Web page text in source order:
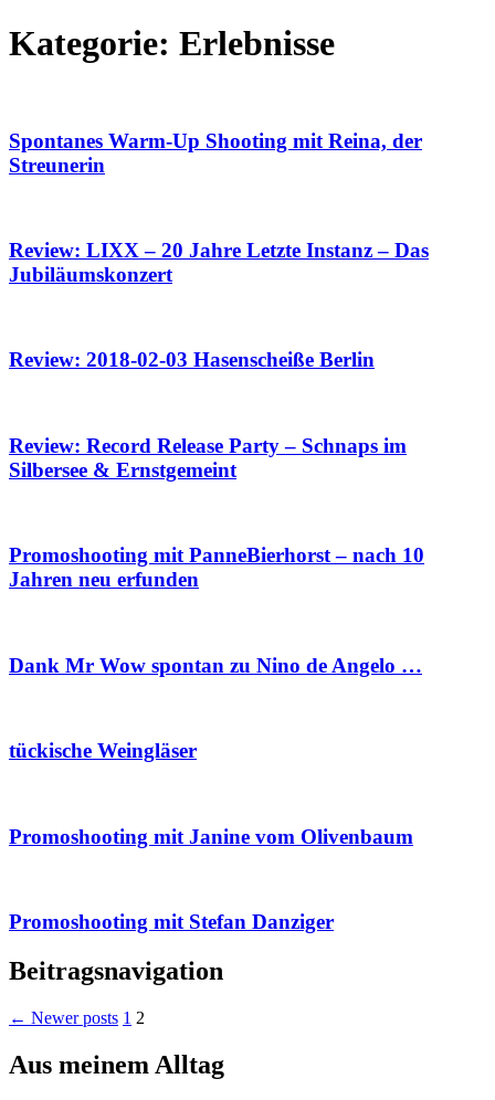
Kategorie: Erlebnisse
Spontanes Warm-Up Shooting mit Reina, der
Streunerin
Review: LIXX – 20 Jahre Letzte Instanz – Das
Jubiläumskonzert
Review: 2018-02-03 Hasenscheiße Berlin
Review: Record Release Party – Schnaps im
Silbersee & Ernstgemeint
Promoshooting mit PanneBierhorst – nach 10
Jahren neu erfunden
Dank Mr Wow spontan zu Nino de Angelo …
tückische Weingläser
Promoshooting mit Janine vom Olivenbaum
Promoshooting mit Stefan Danziger
Beitragsnavigation
← Newer posts 1 2
Aus meinem Alltag